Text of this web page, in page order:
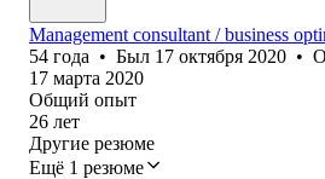
Management consultant / business
54 года • Был 17 октября 2020 •
17 марта 2020
Общий опыт
26 лет
Другие резюме
Ещё 1 резюме